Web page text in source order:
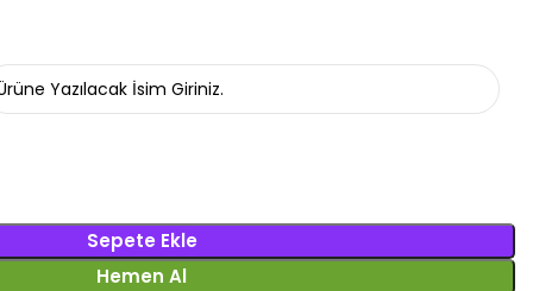
Sepete Ekle
Hemen Al